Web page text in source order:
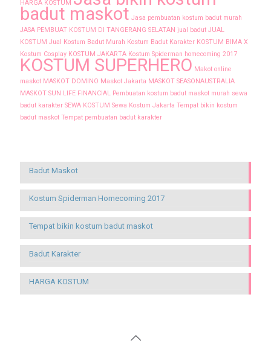
HARGA KOSTUM
badut maskot Jasa pembuatan kostum badut murah
JASA PEMBUAT KOSTUM DI TANGERANG SELATAN jual badut JUAL
KOSTUM Jual Kostum Badut Murah Kostum Badut Karakter KOSTUM BIMA X
Kostum Cosplay KOSTUM JAKARTA Kostum Spiderman homecoming 2017
KOSTUM SUPERHERO Makot online
maskot MASKOT DOMINO Maskot Jakarta MASKOT SEASONAUSTRALIA
MASKOT SUN LIFE FINANCIAL Pembuatan kostum badut maskot murah sewa
badut karakter SEWA KOSTUM Sewa Kostum Jakarta Tempat bikin kostum
badut maskot Tempat pembuatan badut karakter
Badut Maskot
Kostum Spiderman Homecoming 2017
Tempat bikin kostum badut maskot
Badut Karakter
HARGA KOSTUM